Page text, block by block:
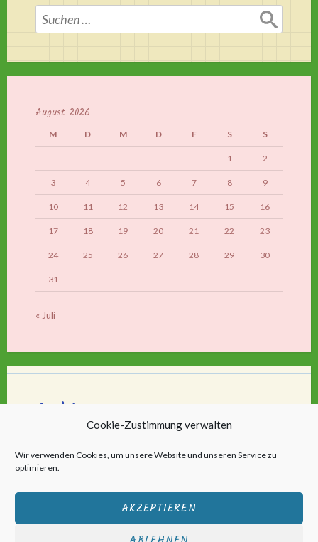
Cookie-Zustimmung verwalten
Wir verwenden Cookies, um unsere Website und unseren Service zu
optimieren.
AKZEPTIEREN
Suchen
nach:
August 2026
M D M D F S S
1 2
3 4 5 6 7 8 9
10 11 12 13 14 15 16
17 18 19 20 21 22 23
24 25 26 27 28 29 30
31
« Juli
Archiv